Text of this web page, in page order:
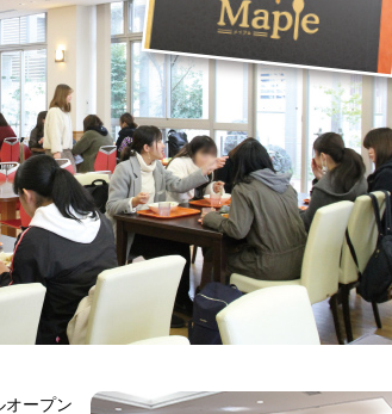
オープン